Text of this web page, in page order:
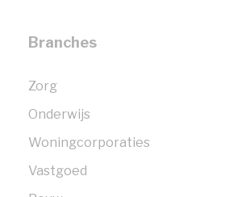
Branches
Zorg
Onderwijs
Woningcorporaties
Vastgoed